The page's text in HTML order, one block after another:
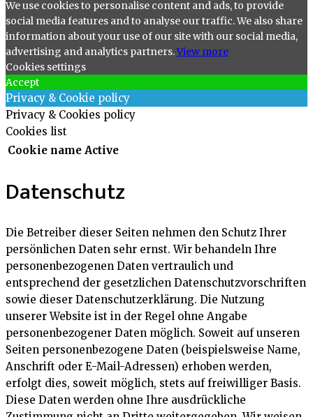
We use cookies to personalise content and ads, to provide
social media features and to analyse our traffic. We also share
information about your use of our site with our social media,
advertising and analytics partners.View more
Cookies settings
Accept
Privacy & Cookie policy
Privacy & Cookies policy
Cookies list
Cookie name Active
Datenschutz
Die Betreiber dieser Seiten nehmen den Schutz Ihrer
persönlichen Daten sehr ernst. Wir behandeln Ihre
personenbezogenen Daten vertraulich und
entsprechend der gesetzlichen Datenschutzvorschriften
sowie dieser Datenschutzerklärung. Die Nutzung
unserer Website ist in der Regel ohne Angabe
personenbezogener Daten möglich. Soweit auf unseren
Seiten personenbezogene Daten (beispielsweise Name,
Anschrift oder E-Mail-Adressen) erhoben werden,
erfolgt dies, soweit möglich, stets auf freiwilliger Basis.
Diese Daten werden ohne Ihre ausdrückliche